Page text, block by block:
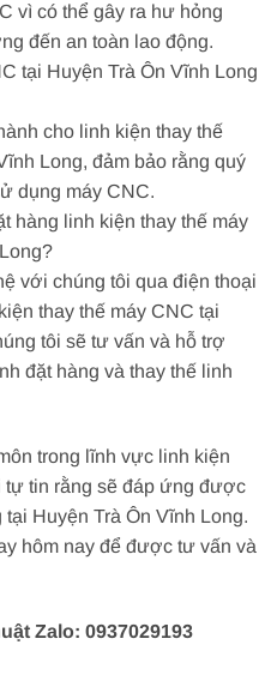
vì có thể gây ra hư hỏng
đến an toàn lao động.
tại Huyện Trà Ôn Vĩnh Long
cho linh kiện thay thế
Long, đảm bảo rằng quý
dụng máy CNC.
hàng linh kiện thay thế máy
với chúng tôi qua điện thoại
thay thế máy CNC tại
tôi sẽ tư vấn và hỗ trợ
đặt hàng và thay thế linh
trong lĩnh vực linh kiện
tự tin rằng sẽ đáp ứng được
Huyện Trà Ôn Vĩnh Long.
hôm nay để được tư vấn và
Zalo: 0937029193